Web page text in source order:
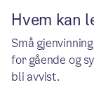
Hvem kan
Små
for gående og
bli avvist.